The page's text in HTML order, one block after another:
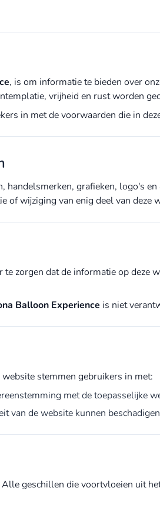
, is om informatie te bieden over
vrijheid en rust worden
in met de voorwaarden die in
grafieken, logo's
of wijziging van enig deel van deze
zorgen dat de informatie op deze
Balloon Experience is niet
stemmen gebruikers in met:
met de toepasselijke
van de website kunnen
geschillen die voortvloeien uit